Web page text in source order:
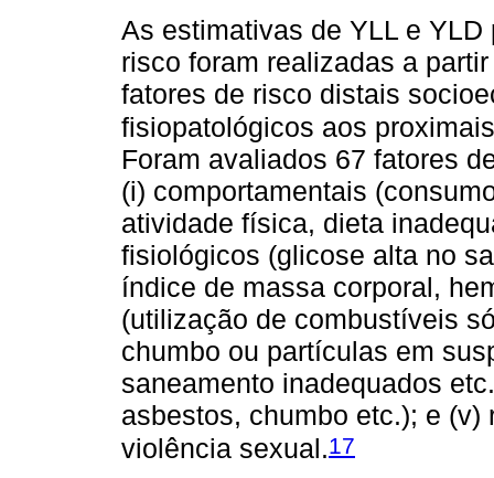
As estimativas de YLL e
risco foram realizadas a
fatores de risco distais
fisiopatológicos aos
Foram avaliados 67 fatores
(i) comportamentais
atividade física, dieta
fisiológicos (glicose alta no
índice de massa corporal,
(utilização de combustíveis
chumbo ou partículas em
saneamento inadequados
asbestos, chumbo etc.); e
violência sexual.17